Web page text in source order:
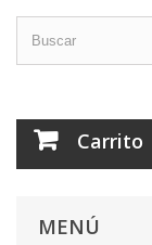
Carrito
MENÚ